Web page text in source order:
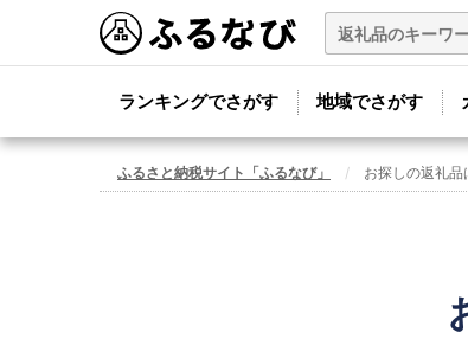
ランキングでさがす 地域でさがす
ふるさと納税サイト「ふるなび」 お探しの返礼